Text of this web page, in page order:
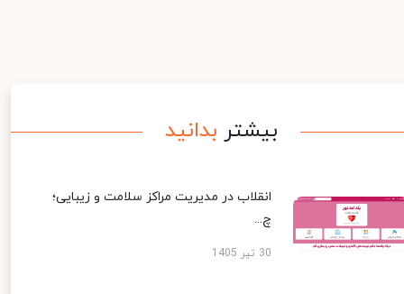
بیشتر بدانید
انقلاب در مدیریت مراکز سلامت و زیبایی؛
چ...
30 تیر 1405